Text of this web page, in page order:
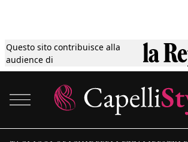
Questo sito contribuisce alla
audience di
Tagli
Colori
Guide